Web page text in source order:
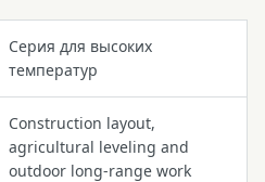
Серия для высоких
температур
Construction layout,
agricultural leveling and
outdoor long-range work